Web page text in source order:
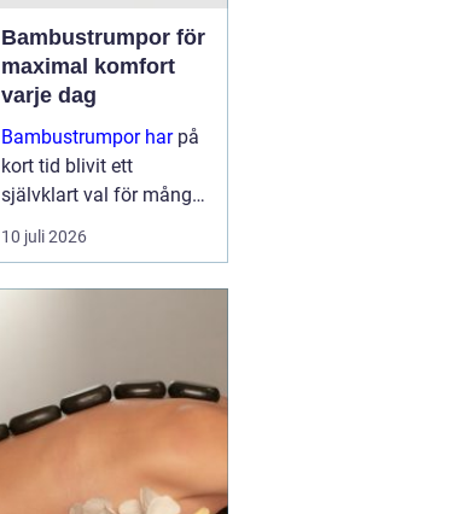
Bambustrumpor för
maximal komfort
varje dag
Bambustrumpor harpå
kort tid blivit ett
självklart val för många
som vill kombinera
komfort, funktion och
10 juli 2026